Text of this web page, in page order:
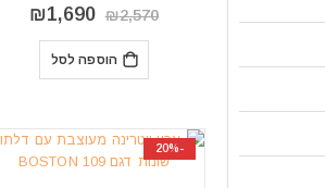
₪2,570
המחיר
היה:
₪2,570.
₪1,690
הוספה לסל
-20%